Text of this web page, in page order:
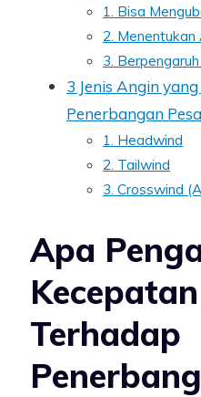
1. Bisa
2.
3.
3 Jenis Angin
Penerbangan
1. Headwind
2. Tailwind
3. Crosswind
Apa
Terhadap